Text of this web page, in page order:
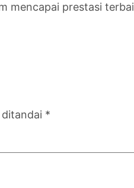
mencapai prestasi
*